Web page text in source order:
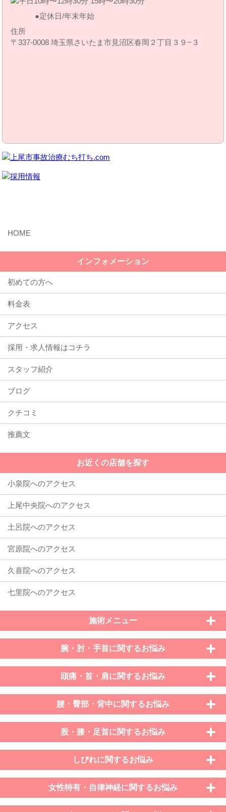
定休日/年末年始
住所
〒337-0008 埼玉県さいたま市見沼区春岡２丁目３９−３
インフォメーション
初めての方へ
料金表
アクセス
採用・求人情報はコチラ
スタッフ紹介
ブログ
クチコミ
推薦文
お近くの店舗を探す
施術メニュー
腕・肘・手首に関するお悩み
頭痛・首・肩に関するお悩み
腰・臀部・背中に関するお悩み
股・膝・足首に関するお悩み
しびれに関するお悩み
女性特有・自律神経に関するお悩み